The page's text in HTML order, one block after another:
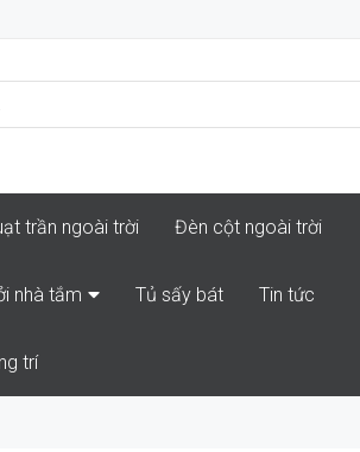
trần ngoài trời Đèn cột ngoài trời
nhà tắm Tủ sấy bát Tin tức
trí